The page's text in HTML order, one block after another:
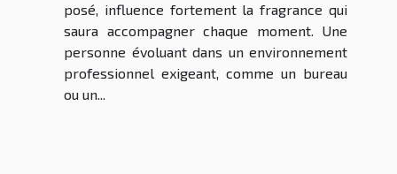
posé, influence fortement la fragrance qui
saura accompagner chaque moment. Une
personne évoluant dans un environnement
professionnel exigeant, comme un bureau
ou un...